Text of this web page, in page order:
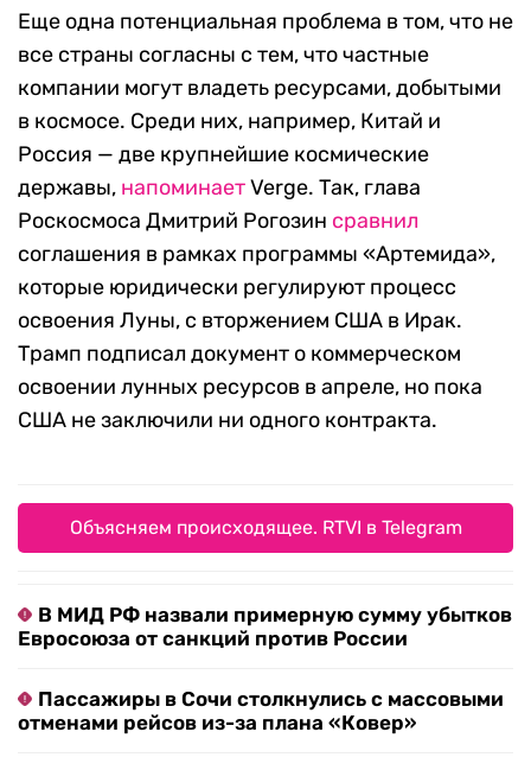
Еще одна потенциальная проблема в том, что не
все страны согласны с тем, что частные
компании могут владеть ресурсами, добытыми
в космосе. Среди них, например, Китай и
Россия — две крупнейшие космические
державы, напоминаетVerge. Так, глава
Роскосмоса Дмитрий Рогозин сравнил
соглашения в рамках программы «Артемида»,
которые юридически регулируют процесс
освоения Луны, с вторжением США в Ирак.
Трамп подписал документ о коммерческом
освоении лунных ресурсов в апреле, но пока
США не заключили ни одного контракта.
Объясняем происходящее. RTVI в Telegram
В МИД РФ назвали примерную сумму убытков
Евросоюза от санкций против России
Пассажиры в Сочи столкнулись с массовыми
отменами рейсов из-за плана «Ковер»